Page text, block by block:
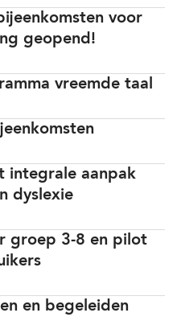
voor
geopend!
vreemde taal
integrale aanpak
dyslexie
groep 3-8 en pilot
en begeleiden